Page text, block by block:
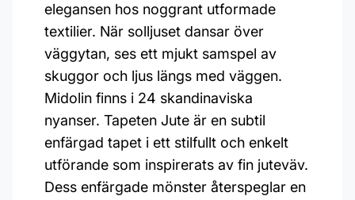
elegansen hos noggrant utformade
textilier. När solljuset dansar över
väggytan, ses ett mjukt samspel av
skuggor och ljus längs med väggen.
Midolin finns i 24 skandinaviska
nyanser. Tapeten Jute är en subtil
enfärgad tapet i ett stilfullt och enkelt
utförande som inspirerats av fin juteväv.
Dess enfärgade mönster återspeglar en